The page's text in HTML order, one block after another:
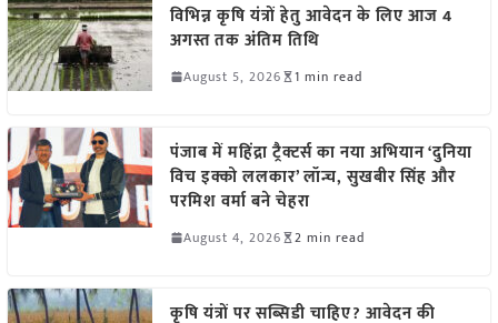
विभिन्न कृषि यंत्रों हेतु आवेदन के लिए आज 4
अगस्त तक अंतिम तिथि
August 5, 2026 1 min read
पंजाब में महिंद्रा ट्रैक्टर्स का नया अभियान ‘दुनिया
विच इक्को ललकार’ लॉन्च, सुखबीर सिंह और
परमिश वर्मा बने चेहरा
August 4, 2026 2 min read
कृषि यंत्रों पर सब्सिडी चाहिए? आवेदन की